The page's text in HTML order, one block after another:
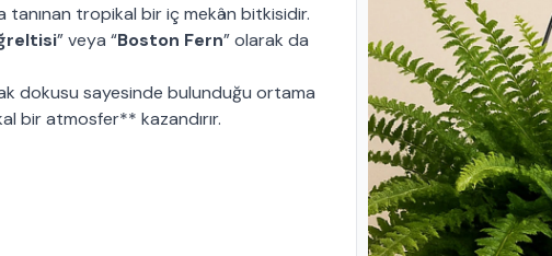
tropikal bir iç mekân bitkisidir.
” veya “Boston Fern” olarak da
dokusu sayesinde bulunduğu ortama
bir atmosfer** kazandırır.